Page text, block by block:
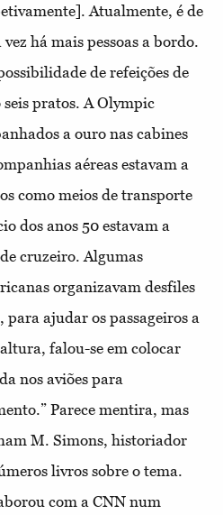
Atualmente, é de
há mais pessoas a bordo.
de refeições de
pratos. A Olympic
a ouro nas cabines
aéreas estavam a
como meios de transporte
dos anos 50 estavam a
cruzeiro. Algumas
organizavam desfiles
para ajudar os passageiros a
falou-se em colocar
nos aviões para
Parece mentira, mas
M. Simons, historiador
livros sobre o tema.
com a CNN num